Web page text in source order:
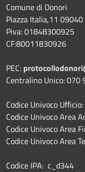
Comune di Donori
Piazza Italia,11 09040
Piva: 01848300925
CF:80011830926
PEC:
Centralino Unico:
Codice Univoco Ufficio:
Codice Univoco Area
Codice Univoco Area
Codice Univoco Area
Codice IPA: c_d344